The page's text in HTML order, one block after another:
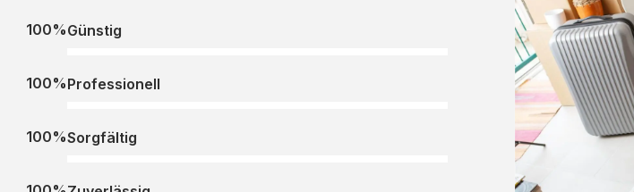
Günstig
100%
Professionell
100%
Sorgfältig
100%